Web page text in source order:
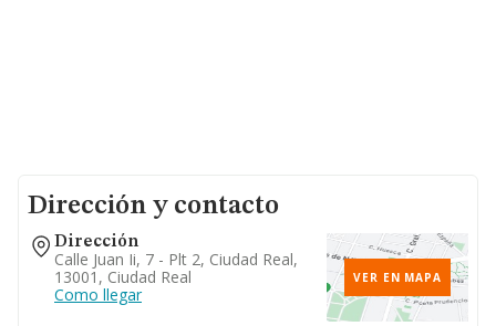
Dirección y contacto
Dirección
Calle Juan Ii, 7 - Plt 2, Ciudad Real,
13001, Ciudad Real
Como llegar
VER EN MAPA